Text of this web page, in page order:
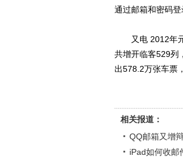
通过邮箱和密码登
又电 2012年元
共增开临客529列
出578.2万张车票
相关报道：
QQ邮箱又增
iPad如何收邮